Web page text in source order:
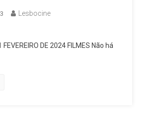
Lesbocine
TV
DE 2024 FILMES Não há